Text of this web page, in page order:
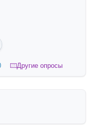
Другие опросы